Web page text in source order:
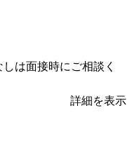
は面接時にご相談く
詳細を表示